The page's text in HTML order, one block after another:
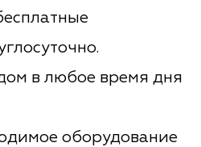
в любое время дня
оборудование